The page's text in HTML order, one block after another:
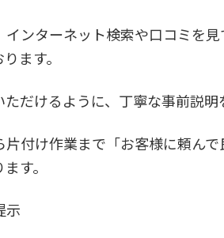
インターネット検索や口コミを
ます。
だけるように、丁寧な事前説明
片付け作業まで「お客様に頼ん
す。
示